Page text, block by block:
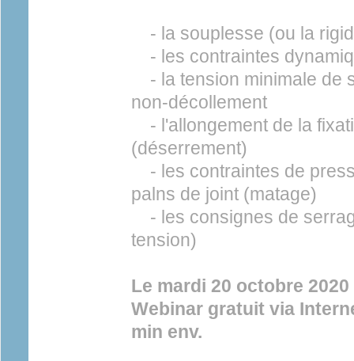
- la souplesse (ou la
- les contraintes
- la tension minimale de
non-décollement
- l'allongement de la
(déserrement)
- les contraintes de
palns de joint (matage)
- les consignes de
tension)
Le mardi 20 octobre 2020
Webinar gratuit via
min env.